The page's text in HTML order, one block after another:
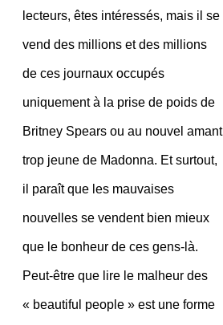
lecteurs, êtes intéressés, mais il se
vend des millions et des millions
de ces journaux occupés
uniquement à la prise de poids de
Britney Spears ou au nouvel amant
trop jeune de Madonna. Et surtout,
il paraît que les mauvaises
nouvelles se vendent bien mieux
que le bonheur de ces gens-là.
Peut-être que lire le malheur des
« beautiful people » est une forme